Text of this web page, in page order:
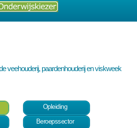
veehouderij, paardenhouderij en viskweek
Opleiding
Beroepssector